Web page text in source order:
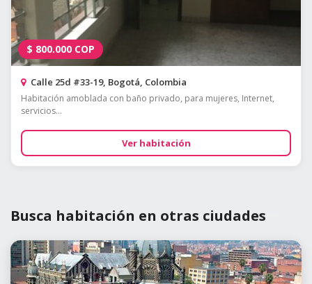
$ 800.000 COP
Calle 25d #33-19, Bogotá, Colombia
Habitación amoblada con baño privado, para mujeres, Internet,
servicios...
Ver habitación
Busca habitación en otras ciudades